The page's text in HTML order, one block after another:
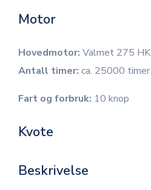
Motor
Hovedmotor: Valmet 275 HK
Antall timer: ca. 25000 timer
Fart og forbruk: 10 knop
Kvote
Beskrivelse